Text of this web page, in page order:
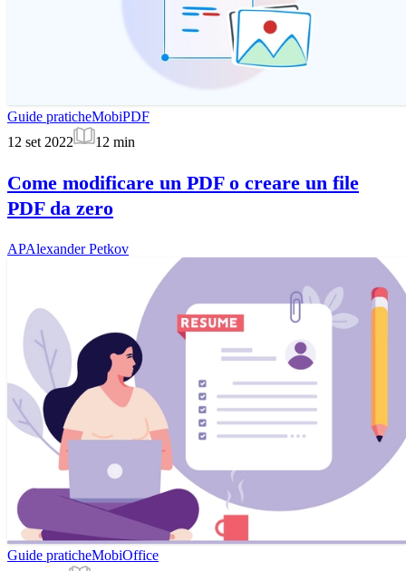
Guide praticheMobiPDF
12 set 2022
12 min
Come modificare un PDF o creare un file
PDF da zero
APAlexander Petkov
Guide praticheMobiOffice